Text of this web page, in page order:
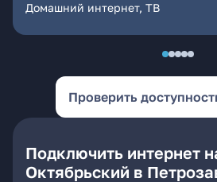
Домашний интернет, ТВ
Проверить
Подключить интернет
Октябрьский в